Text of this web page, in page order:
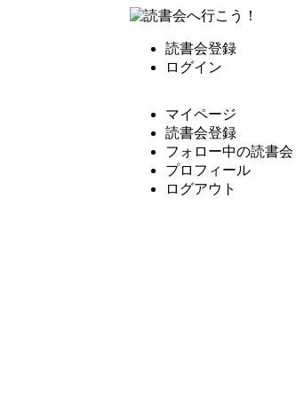
読書会登録
ログイン
マイページ
読書会登録
フォロー中の読書会
プロフィール
ログアウト